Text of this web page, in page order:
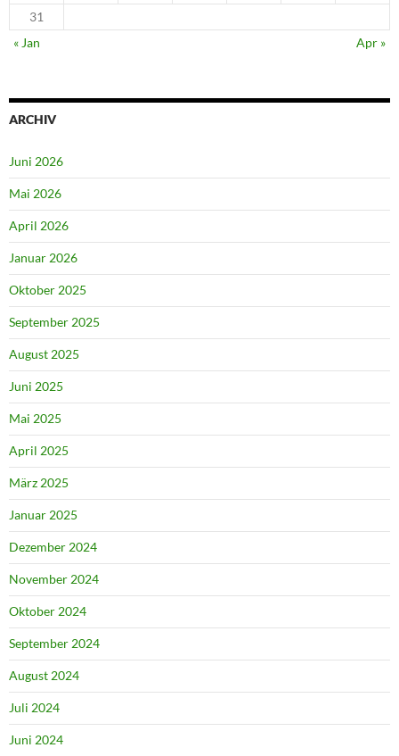
31
« Jan
Apr »
ARCHIV
Juni 2026
Mai 2026
April 2026
Januar 2026
Oktober 2025
September 2025
August 2025
Juni 2025
Mai 2025
April 2025
März 2025
Januar 2025
Dezember 2024
November 2024
Oktober 2024
September 2024
August 2024
Juli 2024
Juni 2024